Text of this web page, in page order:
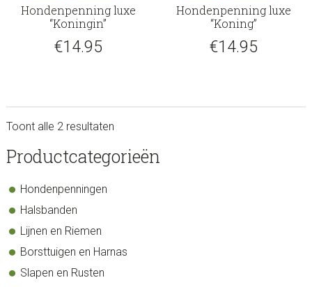
Hondenpenning luxe
“Koningin”
€14.95
Hondenpenning luxe
“Koning”
€14.95
Toont alle 2 resultaten
sidebar
Store
Productcategorieën
Hondenpenningen
Halsbanden
Lijnen en Riemen
Borsttuigen en Harnas
Slapen en Rusten